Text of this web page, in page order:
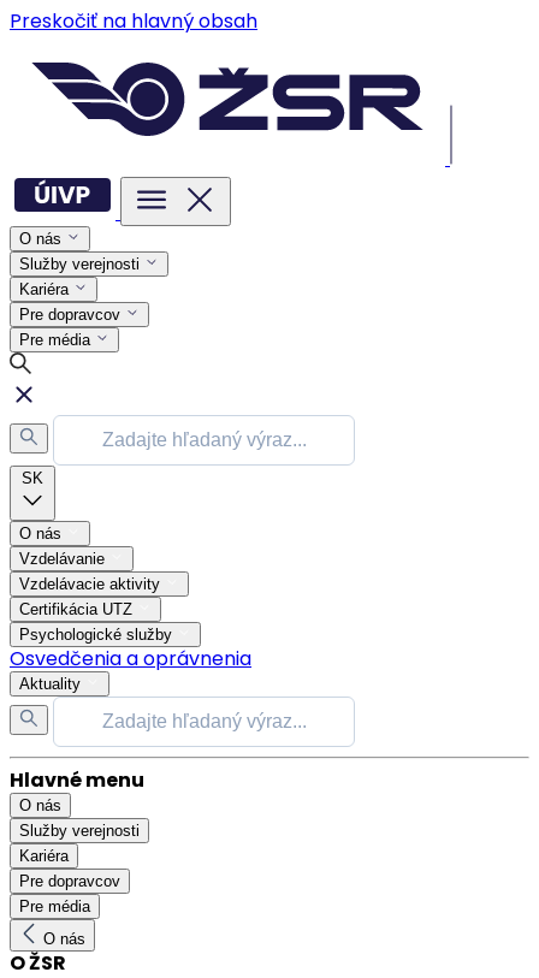
Preskočiť na hlavný obsah
O nás
Služby verejnosti
Kariéra
Pre dopravcov
Pre média
SK
O nás
Vzdelávanie
Vzdelávacie aktivity
Certifikácia UTZ
Psychologické služby
Osvedčenia a oprávnenia
Aktuality
Hlavné menu
O nás
Služby verejnosti
Kariéra
Pre dopravcov
Pre média
O nás
O ŽSR